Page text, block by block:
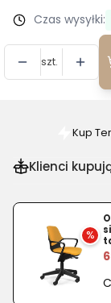
Czas wysyłki:
szt.
Kup
Klienci
%